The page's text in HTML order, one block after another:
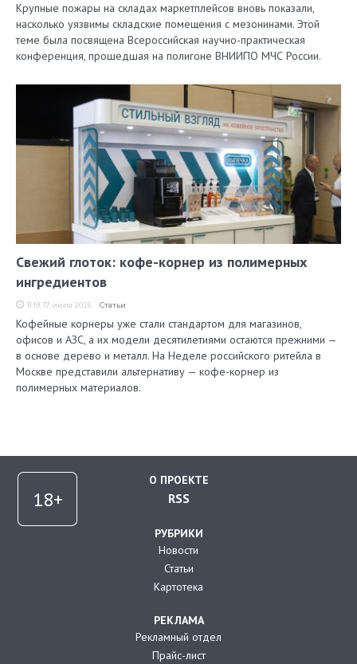
Крупные пожары на складах маркетплейсов вновь показали,
насколько уязвимы складские помещения с мезонинами. Этой
теме была посвящена Всероссийская научно-практическая
конференция, прошедшая на полигоне ВНИИПО МЧС России.
Свежий глоток: кофе-корнер из полимерных
ингредиентов
11:19, 17 июля 2026 Статьи
Кофейные корнеры уже стали стандартом для магазинов,
офисов и АЗС, а их модели десятилетиями остаются прежними —
в основе дерево и металл. На Неделе российского ритейла в
Москве представили альтернативу — кофе-корнер из
полимерных материалов.
О ПРОЕКТЕ
RSS
РУБРИКИ
Новости
Статьи
Картотека
РЕКЛАМА
Рекламный отдел
Прайс-лист